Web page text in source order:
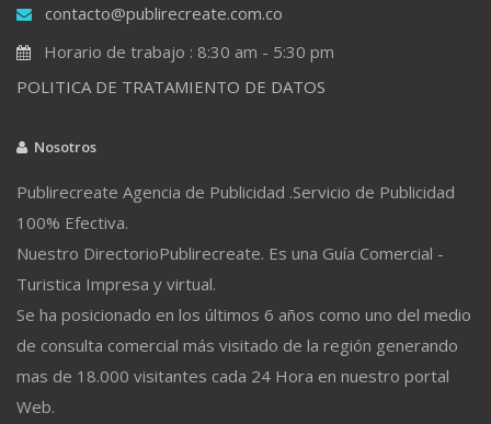
contacto@publirecreate.com.co
Horario de trabajo : 8:30 am - 5:30 pm
POLITICA DE TRATAMIENTO DE DATOS
Nosotros
Publirecreate Agencia de Publicidad .Servicio de Publicidad
100% Efectiva.
Nuestro DirectorioPublirecreate. Es una Guía Comercial -
Turistica Impresa y virtual.
Se ha posicionado en los últimos 6 años como uno del medio
de consulta comercial más visitado de la región generando
mas de 18.000 visitantes cada 24 Hora en nuestro portal
Web.